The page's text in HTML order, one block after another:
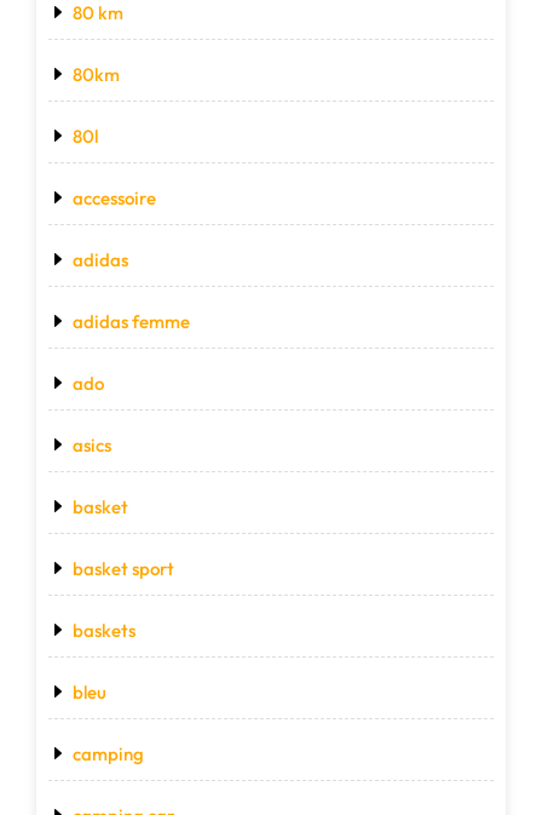
80 km
80km
80l
accessoire
adidas
adidas femme
ado
asics
basket
basket sport
baskets
bleu
camping